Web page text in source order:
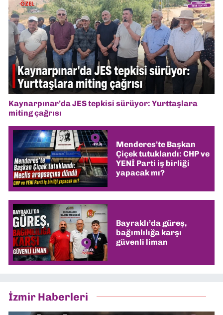
Kaynarpınar’da JES tepkisi sürüyor: Yurttaşlara
miting çağrısı
Menderes’te Başkan
Çiçek tutuklandı: CHP ve
YENİ Parti iş birliği
yapacak mı?
Bayraklı’da güreş,
bağımlılığa karşı
güvenli liman
İzmir Haberleri